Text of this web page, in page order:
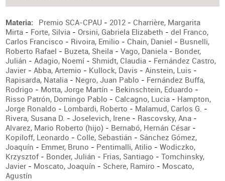
Materia Premio SCA-CPAU - 2012 - Charrière, Margarita
Mirta- Forte, Silvia- Orsini, Gabriela Elizabeth - del Franco,
Carlos Francisco - Rivoira, Emilio - Chain, Daniel - Busnelli,
Roberto Rafael - Buzeta, Sheila- Vago, Daniela- Bonder,
Julián - Adagio, Noemí- Shmidt, Claudia- Fernández Castro,
Javier- Abba, Artemio - Kullock, Davis - Ainstein, Luis -
Rapisarda, Natalia- Negro, Juan Pablo - Fernández Buffa,
Rodrigo - Motta, Jorge Martín - Bekinschtein, Eduardo -
Risso Patrón, Domingo Pablo - Calcagno, Lucia- Hampton,
Jorge Ronaldo - Lombardi, Roberto - Malamud, Carlos G. -
Rivera, Susana D. - Joselevich, Irene- Rascovsky, Ana-
Alvarez, Mario Roberto (hijo) - Bernabó, Hernán César-
Kopiloff, Leonardo - Colle, Sebastián - Sánchez Gómez,
Joaquín - Emmer, Bruno - Pentimalli, Atilio - Wodiczko,
Krzysztof- Bonder, Julián - Frias, Santiago - Tomchinsky,
Javier- Moscato, Joaquín - Schere, Ramiro - Moscato,
Agustín